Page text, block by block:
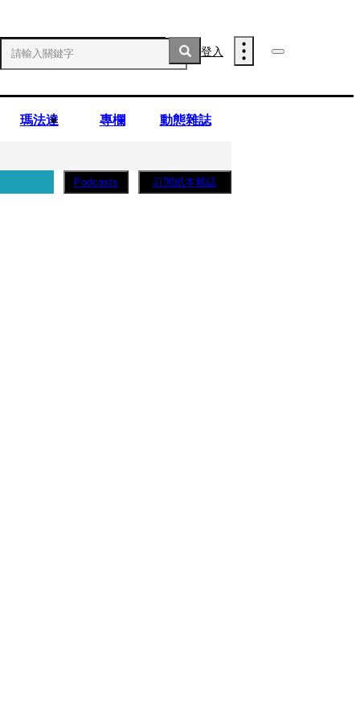
登入
瑪法達 專欄 動態雜誌
Podcasts 訂閱紙本雜誌